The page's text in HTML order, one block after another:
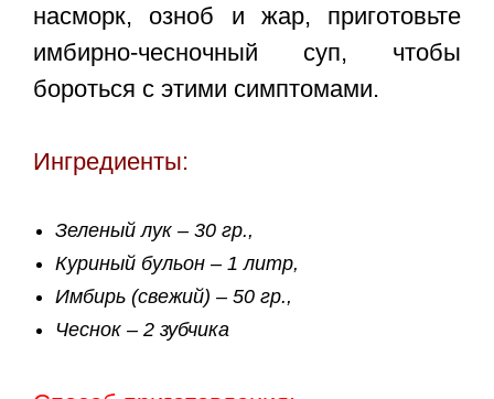
насморк, озноб и жар, приготовьте
имбирно-чесночный суп, чтобы
бороться с этими симптомами.
Ингредиенты:
Зеленый лук – 30 гр.,
Куриный бульон – 1 литр,
Имбирь (свежий) – 50 гр.,
Чеснок – 2 зубчика